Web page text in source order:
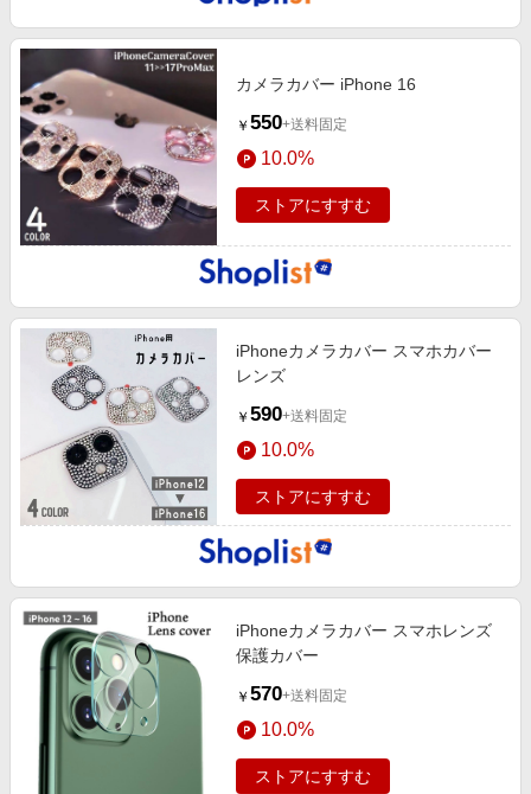
カメラカバー iPhone 16
￥ 550+送料固定
10.0%
ストアにすすむ
iPhoneカメラカバー スマホカバー
レンズ
￥ 590+送料固定
10.0%
ストアにすすむ
iPhoneカメラカバー スマホレンズ
保護カバー
￥ 570+送料固定
10.0%
ストアにすすむ